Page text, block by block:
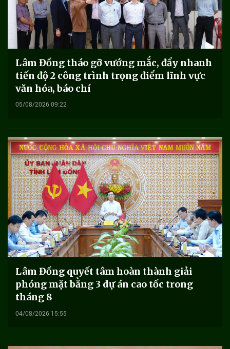
Lâm Đồng tháo gỡ vướng mắc, đẩy nhanh
tiến độ 2 công trình trọng điểm lĩnh vực
văn hóa, báo chí
05/08/2026 09:22
Lâm Đồng quyết tâm hoàn thành giải
phóng mặt bằng 3 dự án cao tốc trong
tháng 8
04/08/2026 15:55